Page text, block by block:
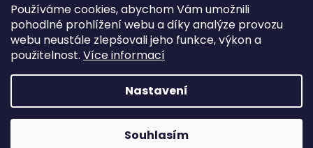
Používáme cookies, abychom Vám umožnili
pohodlné prohlížení webu a díky analýze provozu
webu neustále zlepšovali jeho funkce, výkon a
použitelnost. Více informací
Nastavení
Souhlasím
JK MINI Motorsport
JKMiniMotorsport.cz
Vytvořil Shoptet
Copyright 2026JK MINI Motorsport. Všechna práva
vyhrazena.